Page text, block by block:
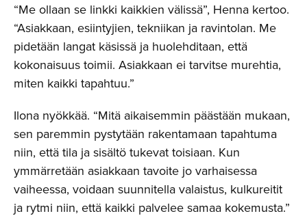
“Me ollaan se linkki kaikkien välissä”, Henna kertoo.
“Asiakkaan, esiintyjien, tekniikan ja ravintolan. Me
pidetään langat käsissä ja huolehditaan, että
kokonaisuus toimii. Asiakkaan ei tarvitse murehtia,
miten kaikki tapahtuu.”
Ilona nyökkää. “Mitä aikaisemmin päästään mukaan,
sen paremmin pystytään rakentamaan tapahtuma
niin, että tila ja sisältö tukevat toisiaan. Kun
ymmärretään asiakkaan tavoite jo varhaisessa
vaiheessa, voidaan suunnitella valaistus, kulkureitit
ja rytmi niin, että kaikki palvelee samaa kokemusta.”